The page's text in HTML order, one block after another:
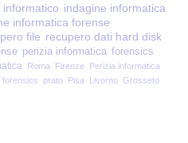
e VOIP
informatico indagine informatica
informatica forense
file recupero dati hard disk
perizia informatica forensics
Roma Firenze Perizia informatica
forensics prato Pisa Livorno Grosseto